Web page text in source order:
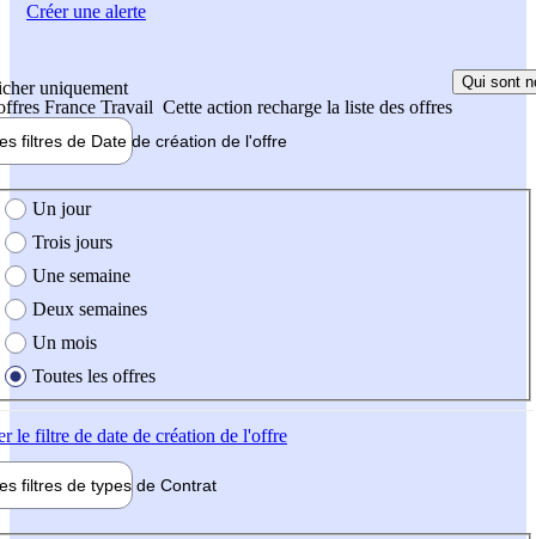
uniquement
France Travail Cette action recharge la liste des offres
Qui sont
filtres de Date de création de l'offre
création de l'offre
Un jour
Trois jours
Une semaine
Deux semaines
Un mois
Toutes les offres
le filtre de date de création de l'offre
filtres de types de Contrat
Créer une alerte